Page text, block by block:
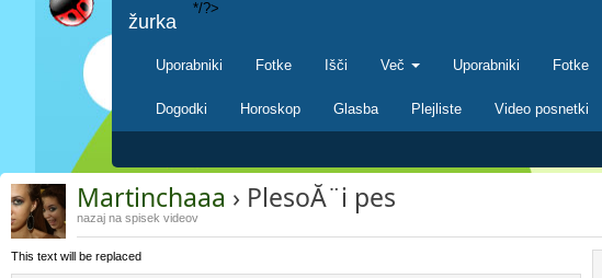
žurka
Uporabniki Fotke Išči Več Uporabniki Fotke
Dogodki Horoskop Glasba Plejliste Video posnetki
*/?>
Martinchaaa › PlesoĂ¨i pes
nazaj na spisek videov
This text will be replaced